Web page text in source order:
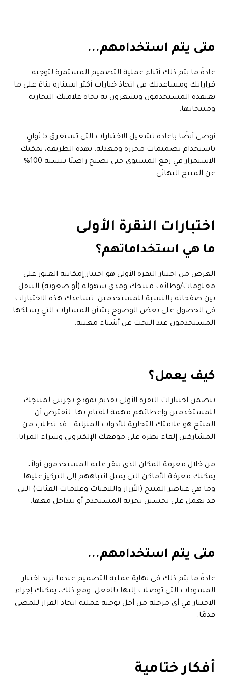
متى يتم استخدامهم...
عادةً ما يتم ذلك أثناء عملية التصميم المستمرة لتوجيه
قراراتك ومساعدتك في اتخاذ خيارات أكثر استنارة بناءً على ما
يعتقده المستخدمون ويشعرون به تجاه علامتك التجارية
ومنتجاتها.
نوصي أيضًا بإعادة تشغيل الاختبارات التي تستغرق 5 ثوانٍ
باستخدام تصميمات محررة ومعدلة. بهذه الطريقة، يمكنك
الاستمرار في رفع المستوى حتى تصبح راضيًا بنسبة 100%
عن المنتج النهائي.
اختبارات النقرة الأولى
ما هي استخداماتهم؟
الغرض من اختبار النقرة الأولى هو اختبار إمكانية العثور على
معلومات/وظائف منتجك ومدى سهولة (أو صعوبة) التنقل
بين صفحاته بالنسبة للمستخدمين. تساعدك هذه الاختبارات
في الحصول على بعض الوضوح بشأن المسارات التي يسلكها
المستخدمون عند البحث عن أشياء معينة.
كيف يعمل؟
تتضمن اختبارات النقرة الأولى تقديم نموذج تجريبي لمنتجك
للمستخدمين وإعطائهم مهمة للقيام بها. لنفترض أن
المنتج هو علامتك التجارية للأدوات المنزلية… قد تطلب من
المشاركين إلقاء نظرة على موقعك الإلكتروني وشراء المرايا.
من خلال معرفة المكان الذي ينقر عليه المستخدمون أولاً،
يمكنك معرفة الأماكن التي يميل انتباههم إلى التركيز عليها
وما هي عناصر المنتج (الأزرار واللافتات وعلامات الفئات) التي
قد تعمل على تحسين تجربة المستخدم أو تتداخل معها.
متى يتم استخدامهم...
عادةً ما يتم ذلك في نهاية عملية التصميم عندما تريد اختبار
المسودات التي توصلت إليها بالفعل. ومع ذلك، يمكنك إجراء
الاختبار في أي مرحلة من أجل توجيه عملية اتخاذ القرار للمضي
قدمًا.
أفكار ختامية